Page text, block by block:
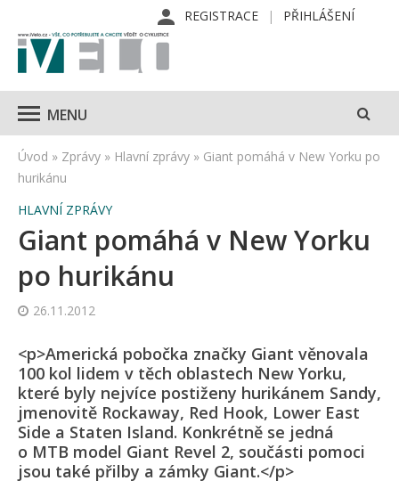
REGISTRACE PŘIHLÁŠENÍ
MENU
Úvod » Zprávy » Hlavní zprávy » Giant pomáhá v New Yorku po
hurikánu
HLAVNÍ ZPRÁVY
Giant pomáhá v New Yorku
po hurikánu
26.11.2012
<p>Americká pobočka značky Giant věnovala
100 kol lidem v těch oblastech New Yorku,
které byly nejvíce postiženy hurikánem Sandy,
jmenovitě Rockaway, Red Hook, Lower East
Side a Staten Island. Konkrétně se jedná
o MTB model Giant Revel 2, součásti pomoci
jsou také přilby a zámky Giant.</p>